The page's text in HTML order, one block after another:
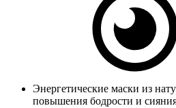
Энергетические маски из
повышения бодрости и